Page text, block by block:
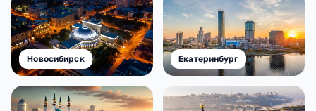
Новосибирск Екатеринбург